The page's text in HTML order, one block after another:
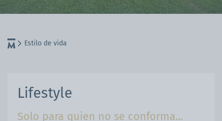
Estilo de vida
Lifestyle
Solo para quien no se conforma...